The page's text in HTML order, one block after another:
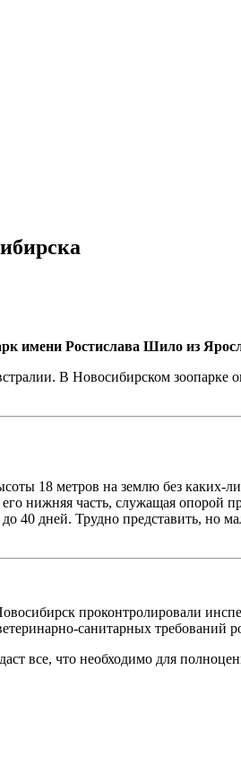
имени Ростислава Шило из
В Новосибирском зоопарке
18 метров на землю без каких-
нижняя часть, служащая
40 дней. Трудно представить, но
проконтролировали
санитарных требований
все, что необходимо для